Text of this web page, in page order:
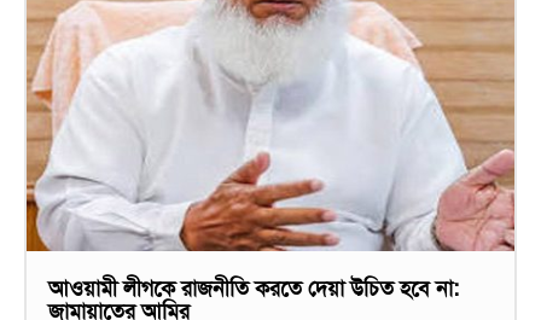
আওয়ামী লীগকে রাজনীতি করতে দেয়া উচিত হবে না:
জামায়াতের আমির